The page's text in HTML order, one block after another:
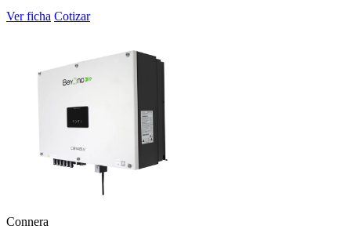
Ver ficha Cotizar
Connera